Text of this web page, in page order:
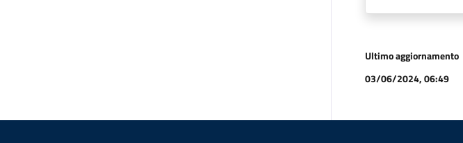
Ultimo aggiornamento
03/06/2024, 06:49